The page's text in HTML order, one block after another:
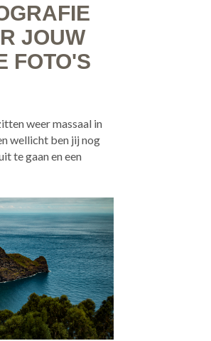
JOUW
FOTO'S
weer massaal in
wellicht ben jij nog
te gaan en een